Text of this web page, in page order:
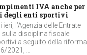
IVA anche per
degli enti sportivi
l’Agenzia delle Entrate
disciplina fiscale
a seguito della riforma
2021, ...